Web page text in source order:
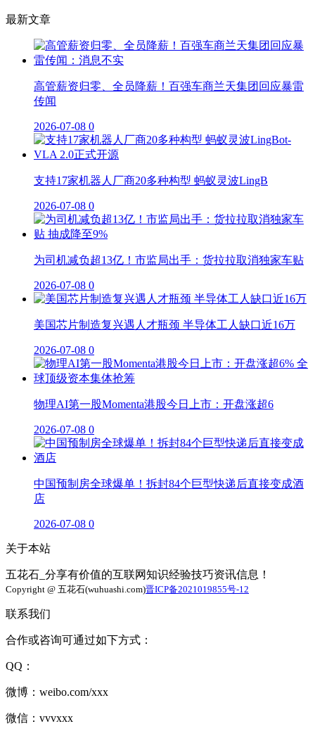
最新文章
高管薪资归零、全员降薪！百强车商兰天集团回应暴雷
传闻
2026-07-08 0
支持17家机器人厂商20多种构型 蚂蚁灵波LingB
2026-07-08 0
为司机减负超13亿！市监局出手：货拉拉取消独家车贴
2026-07-08 0
美国芯片制造复兴遇人才瓶颈 半导体工人缺口近16万
2026-07-08 0
物理AI第一股Momenta港股今日上市：开盘涨超6
2026-07-08 0
中国预制房全球爆单！拆封84个巨型快递后直接变成酒
店
2026-07-08 0
关于本站
五花石_分享有价值的互联网知识经验技巧资讯信息！
Copyright @ 五花石(wuhuashi.com)晋ICP备2021019855号-12
联系我们
合作或咨询可通过如下方式：
QQ：
微博：weibo.com/xxx
微信：vvvxxx